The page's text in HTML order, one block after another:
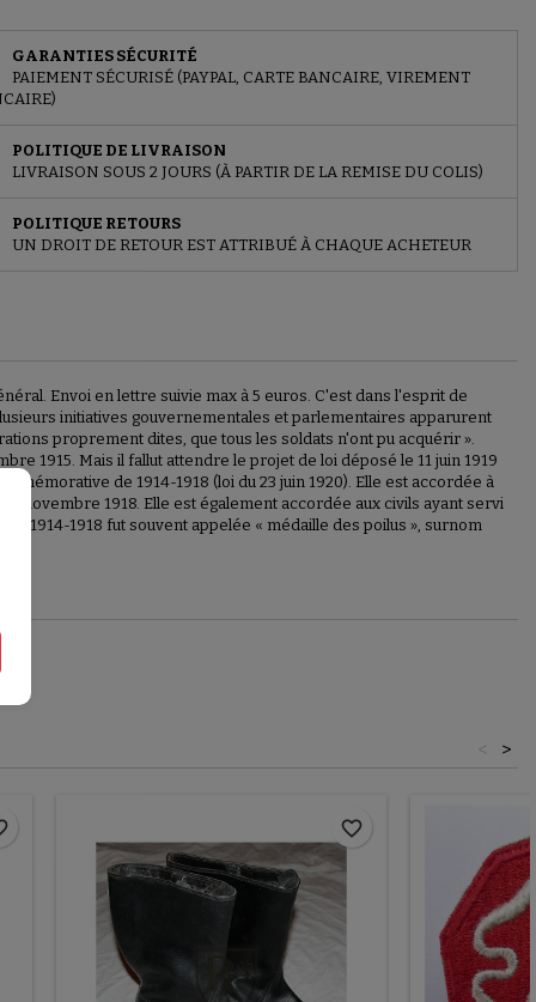
GARANTIES SÉCURITÉ
PAIEMENT SÉCURISÉ (PAYPAL, CARTE BANCAIRE, VIREMENT
POLITIQUE DE LIVRAISON
LIVRAISON SOUS 2 JOURS (À PARTIR DE LA REMISE DU COLIS)
POLITIQUE RETOURS
UN DROIT DE RETOUR EST ATTRIBUÉ À CHAQUE ACHETEUR
Envoi en lettre suivie max à 5 euros. C'est dans l'esprit de
initiatives gouvernementales et parlementaires apparurent
proprement dites, que tous les soldats n'ont pu acquérir ».
1915. Mais il fallut attendre le projet de loi déposé le 11 juin 1919
de 1914-1918 (loi du 23 juin 1920). Elle est accordée à
novembre 1918. Elle est également accordée aux civils ayant servi
1914-1918 fut souvent appelée « médaille des poilus », surnom
>
<
favorite_border